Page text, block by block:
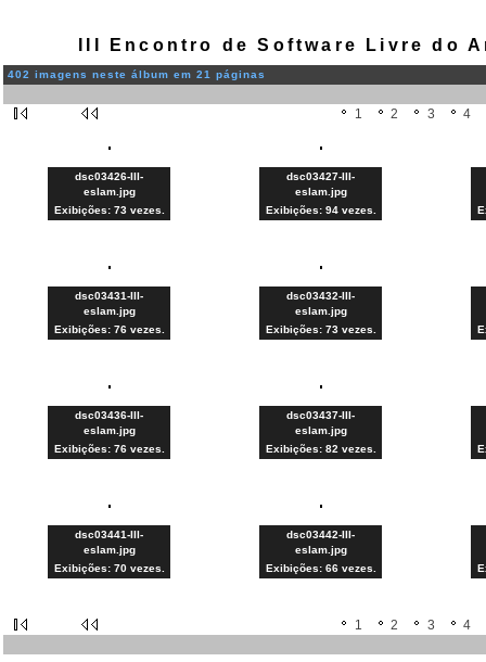
III Encontro de Software Livre do
402 imagens neste álbum em 21 páginas
1 2 3 4
dsc03426-III-
eslam.jpg
Exibições: 73 vezes.
dsc03427-III-
eslam.jpg
Exibições: 94 vezes.
dsc03431-III-
eslam.jpg
Exibições: 76 vezes.
dsc03432-III-
eslam.jpg
Exibições: 73 vezes.
dsc03436-III-
eslam.jpg
Exibições: 76 vezes.
dsc03437-III-
eslam.jpg
Exibições: 82 vezes.
dsc03441-III-
eslam.jpg
Exibições: 70 vezes.
dsc03442-III-
eslam.jpg
Exibições: 66 vezes.
1 2 3 4